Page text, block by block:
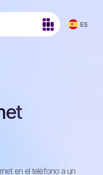
ES
en el teléfono a un